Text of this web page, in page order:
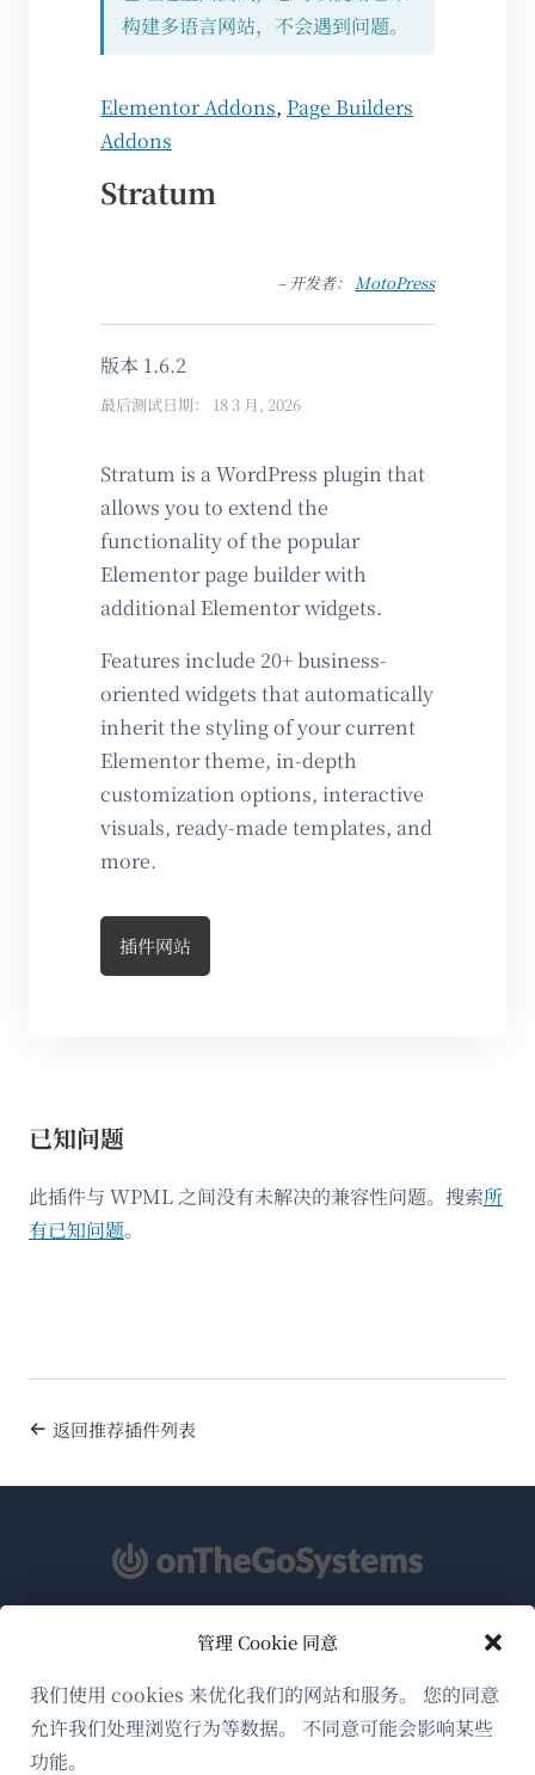
管理 Cookie 同意
我们使用 cookies 来优化我们的网站和服务。 您的同意
允许我们处理浏览行为等数据。 不同意可能会影响某些
功能。
构建多语言网站，不会遇到问题。
Elementor Addons, Page Builders
Addons
Stratum
– 开发者： MotoPress
版本 1.6.2
最后测试日期： 18 3 月, 2026
Stratum is a WordPress plugin that
allows you to extend the
functionality of the popular
Elementor page builder with
additional Elementor widgets.
Features include 20+ business-
oriented widgets that automatically
inherit the styling of your current
Elementor theme, in-depth
customization options, interactive
visuals, ready-made templates, and
more.
插件网站
已知问题
此插件与 WPML 之间没有未解决的兼容性问题。搜索所
有已知问题。
返回推荐插件列表
关于WPML
GDPR与隐私政策
加入我们的团队（在